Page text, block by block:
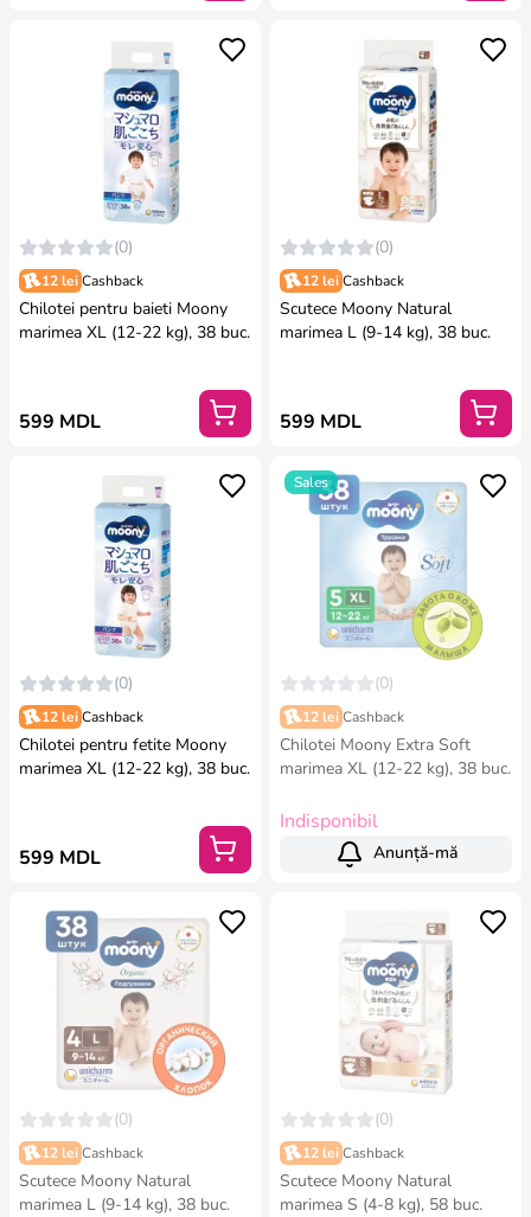
(0)
12 lei Cashback
Chilotei pentru baieti Moony
marimea XL (12-22 kg), 38 buc.
599 MDL
(0)
12 lei Cashback
Scutece Moony Natural
marimea L (9-14 kg), 38 buc.
599 MDL
(0)
12 lei Cashback
Chilotei pentru fetite Moony
marimea XL (12-22 kg), 38 buc.
599 MDL
Sales
(0)
12 lei Cashback
Chilotei Moony Extra Soft
marimea XL (12-22 kg), 38 buc.
Indisponibil
Anunță-mă
(0)
12 lei Cashback
Scutece Moony Natural
marimea L (9-14 kg), 38 buc.
(0)
12 lei Cashback
Scutece Moony Natural
marimea S (4-8 kg), 58 buc.